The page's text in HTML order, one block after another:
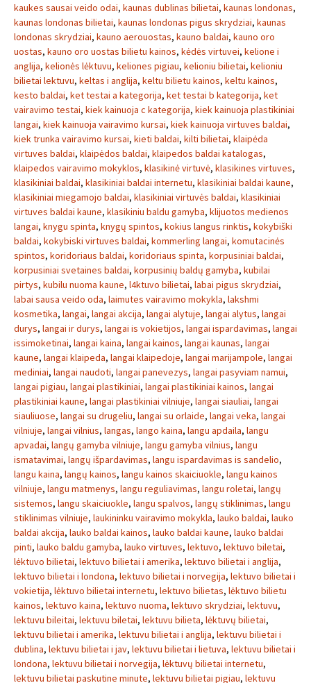
kaukes sausai veido odai, kaunas dublinas bilietai, kaunas londonas,
kaunas londonas bilietai, kaunas londonas pigus skrydziai, kaunas
londonas skrydziai, kauno aerouostas, kauno baldai, kauno oro
uostas, kauno oro uostas bilietu kainos, kėdės virtuvei, kelione i
anglija, kelionės lėktuvu, keliones pigiau, kelioniu bilietai, kelioniu
bilietai lektuvu, keltas i anglija, keltu bilietu kainos, keltu kainos,
kesto baldai, ket testai a kategorija, ket testai b kategorija, ket
vairavimo testai, kiek kainuoja c kategorija, kiek kainuoja plastikiniai
langai, kiek kainuoja vairavimo kursai, kiek kainuoja virtuves baldai,
kiek trunka vairavimo kursai, kieti baldai, kilti bilietai, klaipėda
virtuves baldai, klaipėdos baldai, klaipedos baldai katalogas,
klaipedos vairavimo mokyklos, klasikinė virtuvė, klasikines virtuves,
klasikiniai baldai, klasikiniai baldai internetu, klasikiniai baldai kaune,
klasikiniai miegamojo baldai, klasikiniai virtuvės baldai, klasikiniai
virtuves baldai kaune, klasikiniu baldu gamyba, klijuotos medienos
langai, knygu spinta, knygų spintos, kokius langus rinktis, kokybiški
baldai, kokybiski virtuves baldai, kommerling langai, komutacinės
spintos, koridoriaus baldai, koridoriaus spinta, korpusiniai baldai,
korpusiniai svetaines baldai, korpusinių baldų gamyba, kubilai
pirtys, kubilu nuoma kaune, l4ktuvo bilietai, labai pigus skrydziai,
labai sausa veido oda, laimutes vairavimo mokykla, lakshmi
kosmetika, langai, langai akcija, langai alytuje, langai alytus, langai
durys, langai ir durys, langai is vokietijos, langai ispardavimas, langai
issimoketinai, langai kaina, langai kainos, langai kaunas, langai
kaune, langai klaipeda, langai klaipedoje, langai marijampole, langai
mediniai, langai naudoti, langai panevezys, langai pasyviam namui,
langai pigiau, langai plastikiniai, langai plastikiniai kainos, langai
plastikiniai kaune, langai plastikiniai vilniuje, langai siauliai, langai
siauliuose, langai su drugeliu, langai su orlaide, langai veka, langai
vilniuje, langai vilnius, langas, lango kaina, langu apdaila, langu
apvadai, langų gamyba vilniuje, langu gamyba vilnius, langu
ismatavimai, langų išpardavimas, langu ispardavimas is sandelio,
langu kaina, langų kainos, langu kainos skaiciuokle, langu kainos
vilniuje, langu matmenys, langu reguliavimas, langu roletai, langų
sistemos, langu skaiciuokle, langu spalvos, langų stiklinimas, langu
stiklinimas vilniuje, laukininku vairavimo mokykla, lauko baldai, lauko
baldai akcija, lauko baldai kainos, lauko baldai kaune, lauko baldai
pinti, lauko baldu gamyba, lauko virtuves, lektuvo, lektuvo biletai,
lėktuvo bilietai, lektuvo bilietai i amerika, lektuvo bilietai i anglija,
lektuvo bilietai i londona, lektuvo bilietai i norvegija, lektuvo bilietai i
vokietija, lėktuvo bilietai internetu, lektuvo bilietas, lėktuvo bilietu
kainos, lektuvo kaina, lektuvo nuoma, lektuvo skrydziai, lektuvu,
lektuvu bileitai, lektuvu biletai, lektuvu bilieta, lėktuvų bilietai,
lektuvu bilietai i amerika, lektuvu bilietai i anglija, lektuvu bilietai i
dublina, lektuvu bilietai i jav, lektuvu bilietai i lietuva, lektuvu bilietai i
londona, lektuvu bilietai i norvegija, lėktuvų bilietai internetu,
lektuvu bilietai paskutine minute, lektuvu bilietai pigiau, lektuvu